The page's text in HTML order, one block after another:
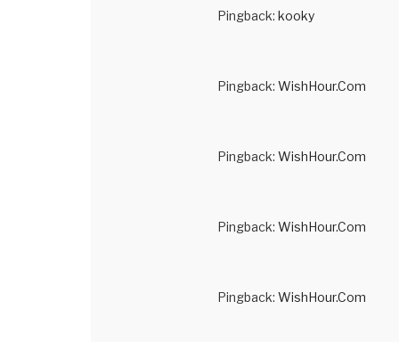
Pingback: kooky
Pingback: WishHour.Com
Pingback: WishHour.Com
Pingback: WishHour.Com
Pingback: WishHour.Com